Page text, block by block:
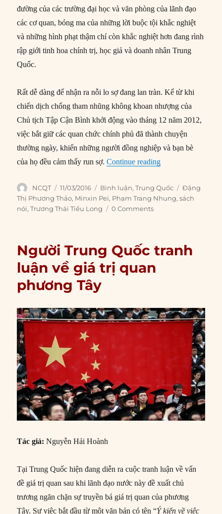
đường của các trường đại học và văn phòng của lãnh đạo
các cơ quan, bóng ma của những lời buộc tội khắc nghiệt
và những hình phạt thậm chí còn khắc nghiệt hơn đang rình
rập giới tinh hoa chính trị, học giả và doanh nhân Trung
Quốc.
Rất dễ dàng để nhận ra nỗi lo sợ đang lan tràn. Kể từ khi
chiến dịch chống tham nhũng không khoan nhượng của
Chủ tịch Tập Cận Bình khởi động vào tháng 12 năm 2012,
việc bắt giữ các quan chức chính phủ đã thành chuyện
thường ngày, khiến những người đồng nghiệp và bạn bè
của họ đều cảm thấy run sợ.Continue reading“Trung Quốc: Cai
Author
NCQT
Posted
on
11/03/2016 Categories
Bình luận,Trung Quốc Tags
Đặng
Thị Phương Thảo, Minxin Pei, Phạm Trang Nhung,sách
nói,Trương Thái Tiểu Long 0 Comments
Người Trung Quốc tranh
luận về giá trị quan
phương Tây
Tác giả: Nguyễn Hải Hoành
Tại Trung Quốc hiện đang diễn ra cuộc tranh luận về vấn
đề giá trị quan sau khi lãnh đạo nước này đề xuất chủ
trương ngăn chặn sự truyền bá giá trị quan của phương
Tây. Sự việc bắt đầu từ một văn bản có tên “Ý kiến về việc